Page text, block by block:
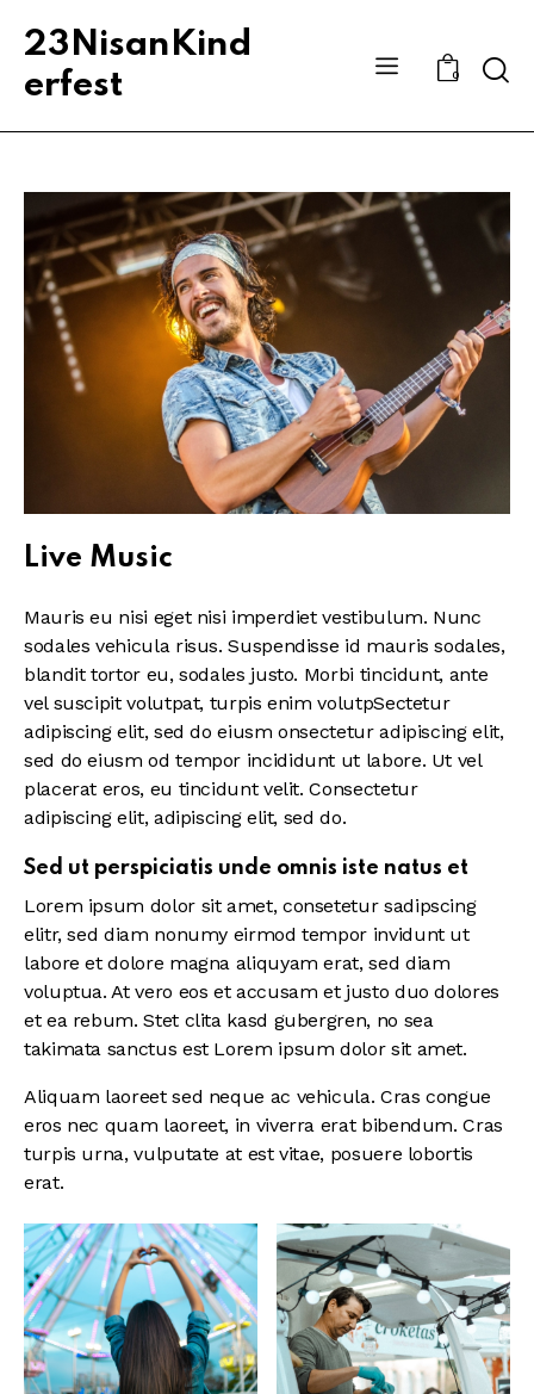
23NisanKind
erfest
0
Live Music
Mauris eu nisi eget nisi imperdiet vestibulum. Nunc
sodales vehicula risus. Suspendisse id mauris sodales,
blandit tortor eu, sodales justo. Morbi tincidunt, ante
vel suscipit volutpat, turpis enim volutpSectetur
adipiscing elit, sed do eiusm onsectetur adipiscing elit,
sed do eiusm od tempor incididunt ut labore. Ut vel
placerat eros, eu tincidunt velit. Consectetur
adipiscing elit, adipiscing elit, sed do.
Sed ut perspiciatis unde omnis iste natus et
Lorem ipsum dolor sit amet, consetetur sadipscing
elitr, sed diam nonumy eirmod tempor invidunt ut
labore et dolore magna aliquyam erat, sed diam
voluptua. At vero eos et accusam et justo duo dolores
et ea rebum. Stet clita kasd gubergren, no sea
takimata sanctus est Lorem ipsum dolor sit amet.
Aliquam laoreet sed neque ac vehicula. Cras congue
eros nec quam laoreet, in viverra erat bibendum. Cras
turpis urna, vulputate at est vitae, posuere lobortis
erat.